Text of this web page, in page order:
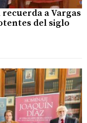
a Vargas
del siglo